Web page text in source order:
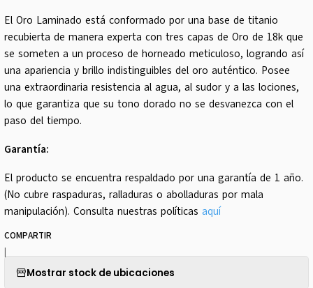
El Oro Laminado está conformado por una base de titanio
recubierta de manera experta con tres capas de Oro de 18k que
se someten a un proceso de horneado meticuloso, logrando así
una apariencia y brillo indistinguibles del oro auténtico. Posee
una extraordinaria resistencia al agua, al sudor y a las lociones,
lo que garantiza que su tono dorado no se desvanezca con el
paso del tiempo.
Garantía:
El producto se encuentra respaldado por una garantía de 1 año.
(No cubre raspaduras, ralladuras o abolladuras por mala
manipulación). Consulta nuestras políticas aquí
COMPARTIR
|
Mostrar stock de ubicaciones